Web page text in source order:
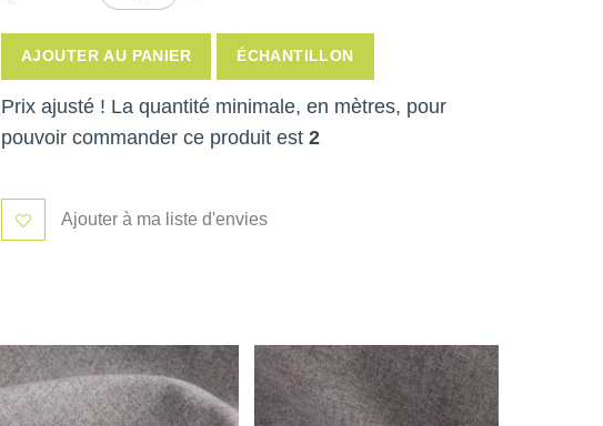
AJOUTER AU PANIER ÉCHANTILLON
Prix ajusté ! La quantité minimale, en mètres, pour
pouvoir commander ce produit est 2
Ajouter à ma liste d'envies